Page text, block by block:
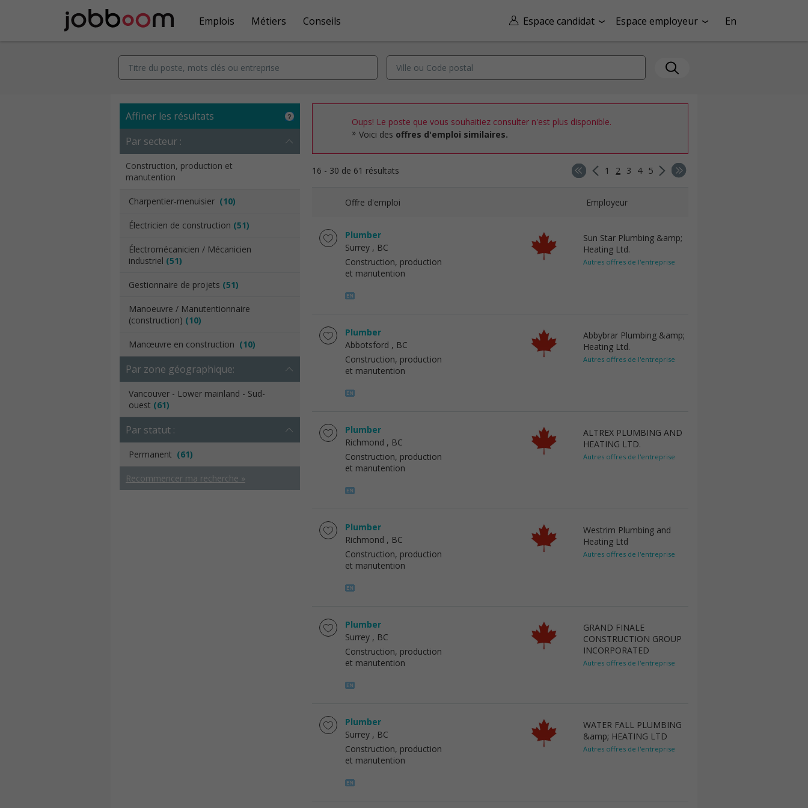
Espace candidat Espace employeur En
Emplois Métiers Conseils
Affiner les résultats
Par secteur :
Construction, production et
manutention
Charpentier-menuisier (10)
Électricien de construction (51)
Électromécanicien / Mécanicien
industriel (51)
Gestionnaire de projets (51)
Manoeuvre / Manutentionnaire
(construction) (10)
Manœuvre en construction (10)
Par zone géographique:
Vancouver - Lower mainland - Sud-
ouest (61)
Par statut :
Permanent (61)
Recommencer ma recherche »
Oups! Le poste que vous souhaitiez consulter n'est plus disponible.
Voici des offres d'emploi similaires.
16 - 30 de 61 résultats 1 2 3 4 5
Offre d'emploi Employeur
Plumber
Surrey , BC
Construction, production
et manutention
Sun Star Plumbing &amp;
Heating Ltd.
Autres offres de l'entreprise
Plumber
Abbotsford , BC
Construction, production
et manutention
Abbybrar Plumbing &amp;
Heating Ltd.
Autres offres de l'entreprise
Plumber
Richmond , BC
Construction, production
et manutention
ALTREX PLUMBING AND
HEATING LTD.
Autres offres de l'entreprise
Plumber
Richmond , BC
Construction, production
et manutention
Westrim Plumbing and
Heating Ltd
Autres offres de l'entreprise
Plumber
Surrey , BC
Construction, production
et manutention
GRAND FINALE
CONSTRUCTION GROUP
INCORPORATED
Autres offres de l'entreprise
Plumber
Surrey , BC
Construction, production
et manutention
WATER FALL PLUMBING
&amp; HEATING LTD
Autres offres de l'entreprise